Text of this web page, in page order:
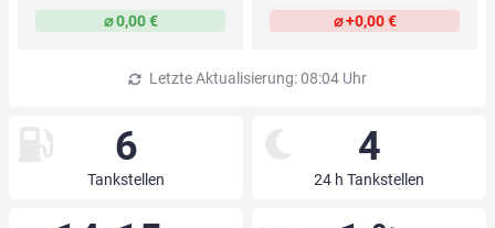
⌀ 0,00 € ⌀ +0,00 €
Letzte Aktualisierung: 08:04 Uhr
6
Tankstellen
4
24 h Tankstellen